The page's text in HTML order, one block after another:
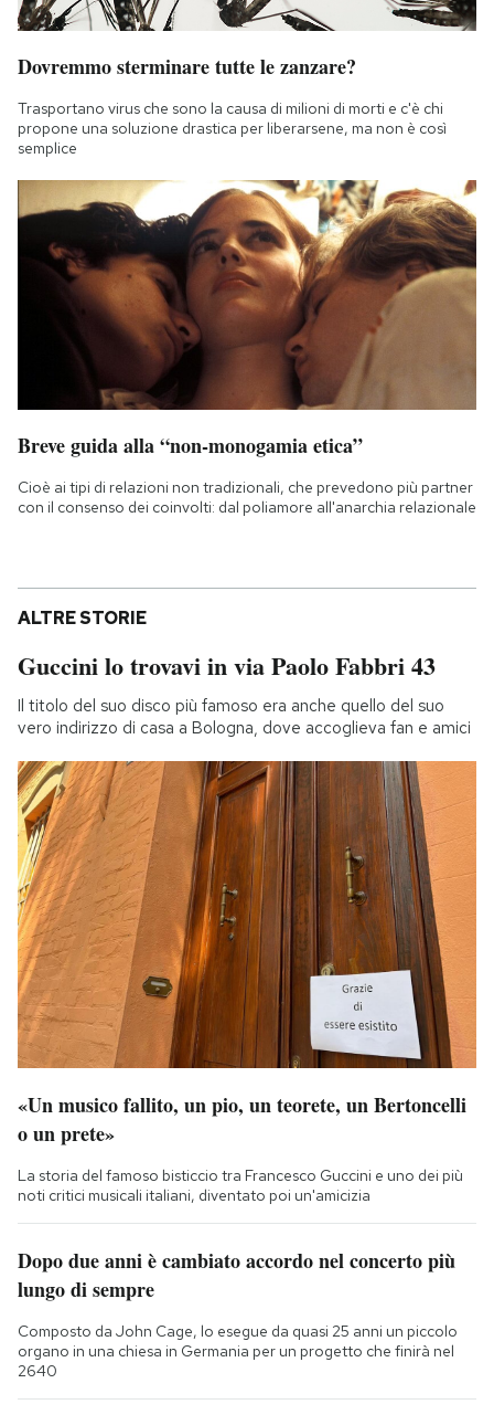
Dovremmo sterminare tutte le zanzare?
Trasportano virus che sono la causa di milioni di morti e c'è chi
propone una soluzione drastica per liberarsene, ma non è così
semplice
Breve guida alla “non-monogamia etica”
Cioè ai tipi di relazioni non tradizionali, che prevedono più partner
con il consenso dei coinvolti: dal poliamore all'anarchia relazionale
ALTRE STORIE
Guccini lo trovavi in via Paolo Fabbri 43
Il titolo del suo disco più famoso era anche quello del suo
vero indirizzo di casa a Bologna, dove accoglieva fan e amici
«Un musico fallito, un pio, un teorete, un Bertoncelli
o un prete»
La storia del famoso bisticcio tra Francesco Guccini e uno dei più
noti critici musicali italiani, diventato poi un'amicizia
Dopo due anni è cambiato accordo nel concerto più
lungo di sempre
Composto da John Cage, lo esegue da quasi 25 anni un piccolo
organo in una chiesa in Germania per un progetto che finirà nel
2640